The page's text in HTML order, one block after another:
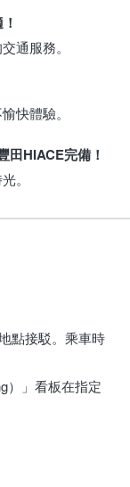
通服務。
快體驗。
HIACE完備！
。
點接駁。乘車時
）」看板在指定